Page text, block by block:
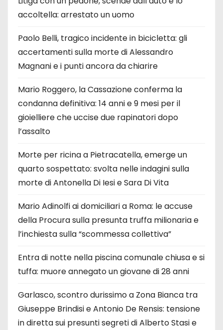
accoltella: arrestato un uomo
Paolo Belli, tragico incidente in bicicletta: gli
accertamenti sulla morte di Alessandro
Magnani e i punti ancora da chiarire
Mario Roggero, la Cassazione conferma la
condanna definitiva: 14 anni e 9 mesi per il
gioielliere che uccise due rapinatori dopo
l’assalto
Morte per ricina a Pietracatella, emerge un
quarto sospettato: svolta nelle indagini sulla
morte di Antonella Di Iesi e Sara Di Vita
Mario Adinolfi ai domiciliari a Roma: le accuse
della Procura sulla presunta truffa milionaria e
l’inchiesta sulla “scommessa collettiva”
Entra di notte nella piscina comunale chiusa e si
tuffa: muore annegato un giovane di 28 anni
Garlasco, scontro durissimo a Zona Bianca tra
Giuseppe Brindisi e Antonio De Rensis: tensione
in diretta sui presunti segreti di Alberto Stasi e